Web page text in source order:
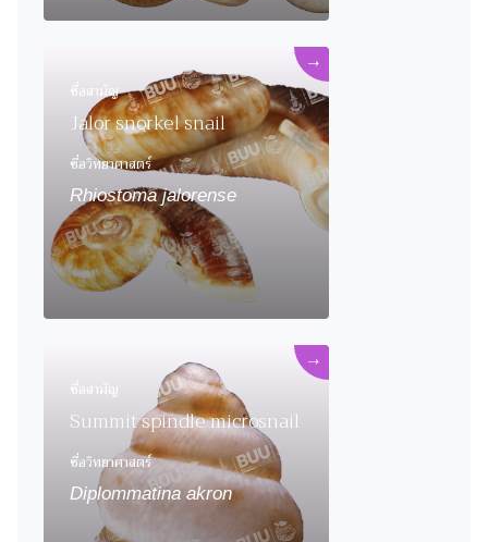
ชื่อสามัญ
Jalor snorkel snail
ชื่อวิทยาศาสตร์
Rhiostoma jalorense
→
ชื่อสามัญ
Summit spindle microsnail
ชื่อวิทยาศาสตร์
Diplommatina akron
→